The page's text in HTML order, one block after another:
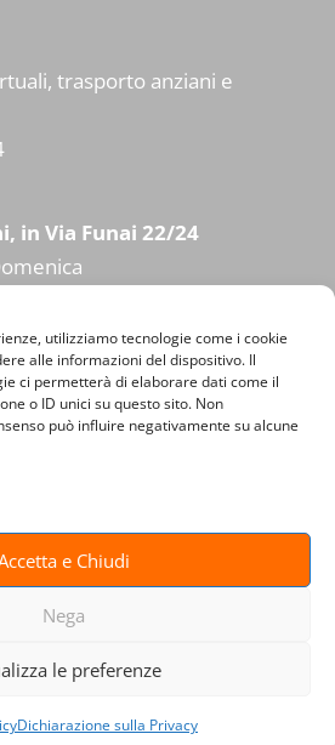
utilizziamo tecnologie come i cookie
alle informazioni del dispositivo. Il
ci permetterà di elaborare dati come il
o ID unici su questo sito. Non
può influire negativamente su alcune
e Chiudi
Nega
le preferenze
Dichiarazione sulla Privacy
trasporto anziani e
in Via Funai 22/24
Informazioni legali
Cookie Policy (UE)
byAroundAffair Adv